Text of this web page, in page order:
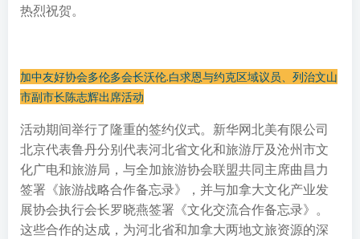
热烈祝贺。
加中友好协会多伦多会长沃伦.白求恩与约克区域议员、列治文山
市副市长陈志辉出席活动
活动期间举行了隆重的签约仪式。新华网北美有限公司
北京代表鲁丹分别代表河北省文化和旅游厅及沧州市文
化广电和旅游局，与全加旅游协会联盟共同主席曲昌力
签署《旅游战略合作备忘录》，并与加拿大文化产业发
展协会执行会长罗晓燕签署《文化交流合作备忘录》。
这些合作的达成，为河北省和加拿大两地文旅资源的深